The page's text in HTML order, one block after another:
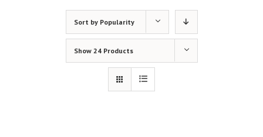
Sort by Popularity
Show 24 Products